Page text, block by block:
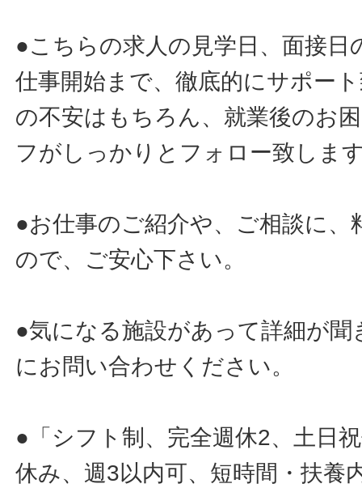
●こちらの求人の見学日、面接日
仕事開始まで、徹底的にサポー
の不安はもちろん、就業後のお
フがしっかりとフォロー致しま
●お仕事のご紹介や、ご相談に
ので、ご安心下さい。
●気になる施設があって詳細が
にお問い合わせください。
●「シフト制、完全週休2、土日
休み、週3以内可、短時間・扶養